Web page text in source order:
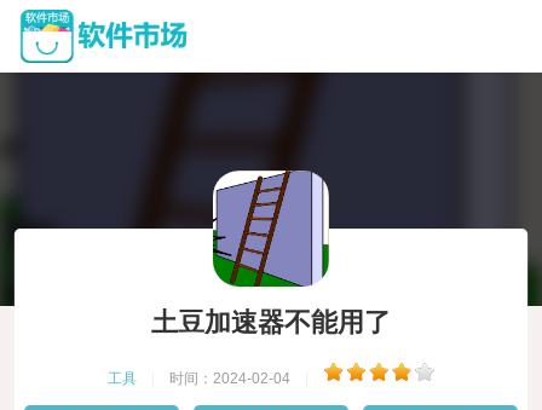
土豆加速器不能用了
工具 时间：2024-02-04